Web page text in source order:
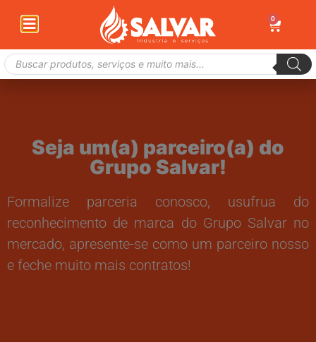
Seja um(a) parceiro(a) do
Grupo Salvar!
Formalize parceria conosco, usufrua do
reconhecimento de marca do Grupo Salvar no
mercado, apresente-se como um parceiro nosso
e feche muito mais contratos!
0